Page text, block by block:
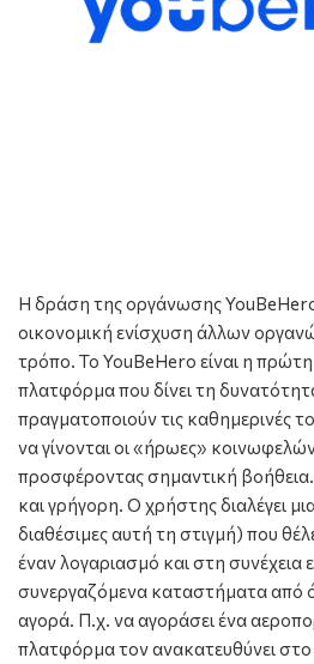
Η δράση της οργάνωσης
οικονομική ενίσχυση άλλων
τρόπο. Το YouBeHero είναι η
πλατφόρμα που δίνει τη
πραγματοποιούν τις καθημερινές
να γίνονται οι «ήρωες»
προσφέροντας σημαντική βοήθεια.
και γρήγορη. Ο χρήστης διαλέγει
διαθέσιμες αυτή τη στιγμή) που
έναν λογαριασμό και στη συνέχεια
συνεργαζόμενα καταστήματα από
αγορά. Π.χ. να αγοράσει ένα
πλατφόρμα τον ανακατευθύνει στο